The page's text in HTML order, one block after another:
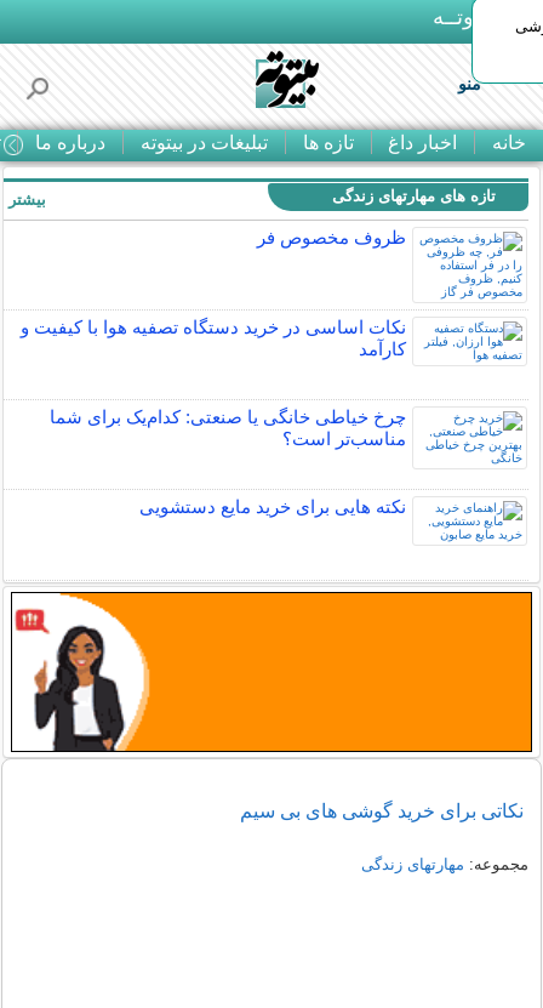
بـیتوتــه
منو
خانه اخبار داغ تازه ها تبلیغات در بیتوته درباره ما
تازه های مهارتهای زندگی
ظروف مخصوص فر
نکات اساسی در خرید دستگاه تصفیه هوا با کیفیت و
کارآمد
چرخ خیاطی خانگی یا صنعتی: کدام‌یک برای شما
مناسب‌تر است؟
نکته هایی برای خرید مایع دستشویی
بیشتر
نکاتی برای خرید گوشی های بی سیم
مجموعه: مهارتهای زندگی